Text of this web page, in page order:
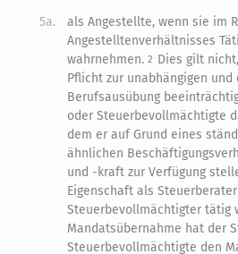
5a.
als Angestellte, wenn sie im
Angestelltenverhältnisses
wahrnehmen.2 Dies gilt
Pflicht zur unabhängigen
Berufsausübung
oder Steuerbevollmächtigte
dem er auf Grund eines
ähnlichen
und -kraft zur Verfügung
Eigenschaft als
Steuerbevollmächtigter tätig
Mandatsübernahme hat der
Steuerbevollmächtigte den